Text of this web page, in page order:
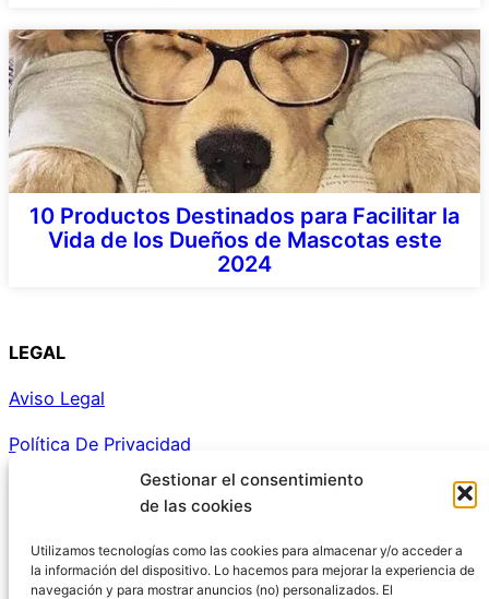
Gestionar el consentimiento
de las cookies
Utilizamos tecnologías como las cookies para almacenar y/o acceder a
la información del dispositivo. Lo hacemos para mejorar la experiencia de
navegación y para mostrar anuncios (no) personalizados. El
10 Productos Destinados para Facilitar la
Vida de los Dueños de Mascotas este
2024
LEGAL
Aviso Legal
Política De Privacidad
Política De Cookies